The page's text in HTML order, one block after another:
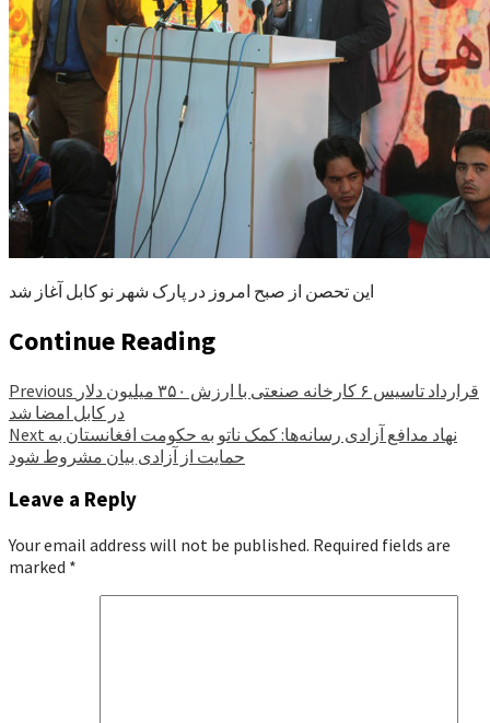
این تحصن از صبح امروز در پارک شهر نو کابل آغاز شد
Continue Reading
Previous
در کابل امضا شد
Next
حمایت از آزادی بیان مشروط شود
Leave a Reply
Your email address will not be published. Required fields are
marked *